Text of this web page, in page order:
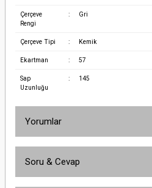
Çerçeve
Rengi
: Gri
Çerçeve Tipi : Kemik
Ekartman : 57
Sap
Uzunluğu
: 145
Yorumlar
Soru & Cevap